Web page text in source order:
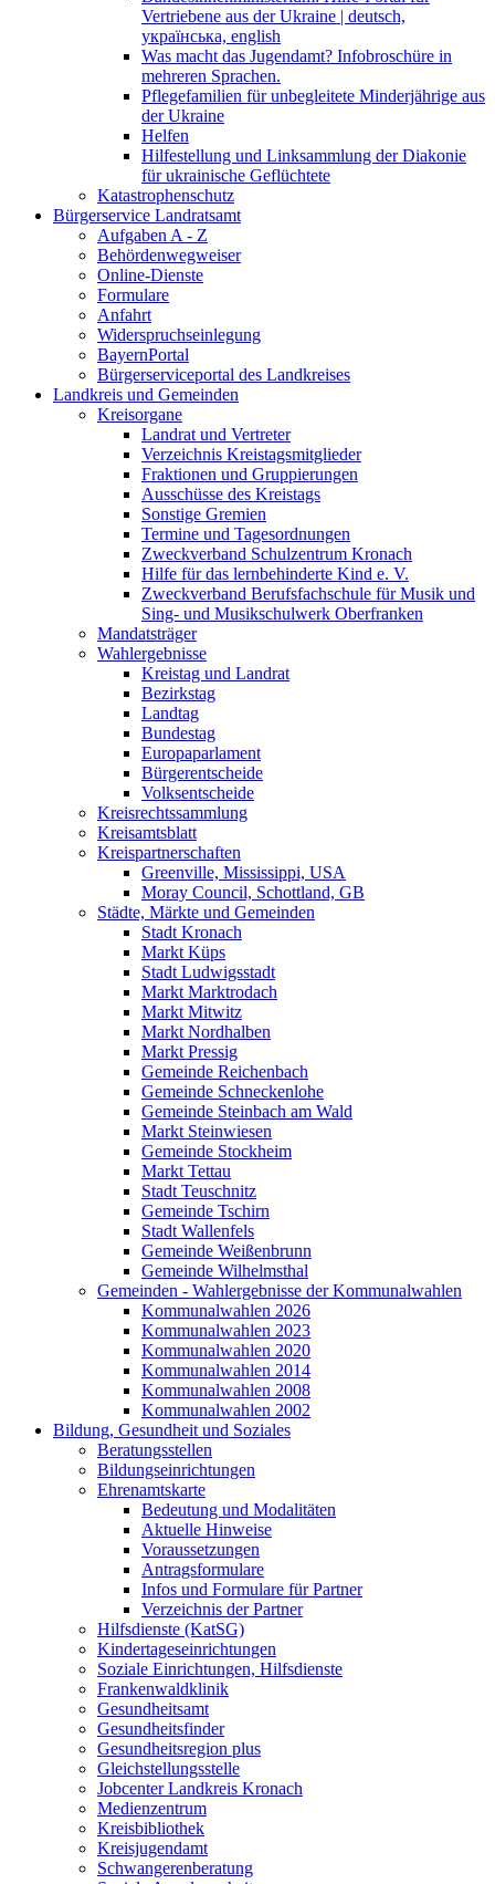
Vertriebene aus der Ukraine | deutsch,
українська, english
Was macht das Jugendamt? Infobroschüre in
mehreren Sprachen.
Pflegefamilien für unbegleitete Minderjährige aus
der Ukraine
Helfen
Hilfestellung und Linksammlung der Diakonie
für ukrainische Geflüchtete
Katastrophenschutz
Bürgerservice Landratsamt
Aufgaben A - Z
Behördenwegweiser
Online-Dienste
Formulare
Anfahrt
Widerspruchseinlegung
BayernPortal
Bürgerserviceportal des Landkreises
Landkreis und Gemeinden
Kreisorgane
Landrat und Vertreter
Verzeichnis Kreistagsmitglieder
Fraktionen und Gruppierungen
Ausschüsse des Kreistags
Sonstige Gremien
Termine und Tagesordnungen
Zweckverband Schulzentrum Kronach
Hilfe für das lernbehinderte Kind e. V.
Zweckverband Berufsfachschule für Musik und
Sing- und Musikschulwerk Oberfranken
Mandatsträger
Wahlergebnisse
Kreistag und Landrat
Bezirkstag
Landtag
Bundestag
Europaparlament
Bürgerentscheide
Volksentscheide
Kreisrechtssammlung
Kreisamtsblatt
Kreispartnerschaften
Greenville, Mississippi, USA
Moray Council, Schottland, GB
Städte, Märkte und Gemeinden
Stadt Kronach
Markt Küps
Stadt Ludwigsstadt
Markt Marktrodach
Markt Mitwitz
Markt Nordhalben
Markt Pressig
Gemeinde Reichenbach
Gemeinde Schneckenlohe
Gemeinde Steinbach am Wald
Markt Steinwiesen
Gemeinde Stockheim
Markt Tettau
Stadt Teuschnitz
Gemeinde Tschirn
Stadt Wallenfels
Gemeinde Weißenbrunn
Gemeinde Wilhelmsthal
Gemeinden - Wahlergebnisse der Kommunalwahlen
Kommunalwahlen 2026
Kommunalwahlen 2023
Kommunalwahlen 2020
Kommunalwahlen 2014
Kommunalwahlen 2008
Kommunalwahlen 2002
Bildung, Gesundheit und Soziales
Beratungsstellen
Bildungseinrichtungen
Ehrenamtskarte
Bedeutung und Modalitäten
Aktuelle Hinweise
Voraussetzungen
Antragsformulare
Infos und Formulare für Partner
Verzeichnis der Partner
Hilfsdienste (KatSG)
Kindertageseinrichtungen
Soziale Einrichtungen, Hilfsdienste
Frankenwaldklinik
Gesundheitsamt
Gesundheitsfinder
Gesundheitsregion plus
Gleichstellungsstelle
Jobcenter Landkreis Kronach
Medienzentrum
Kreisbibliothek
Kreisjugendamt
Schwangerenberatung